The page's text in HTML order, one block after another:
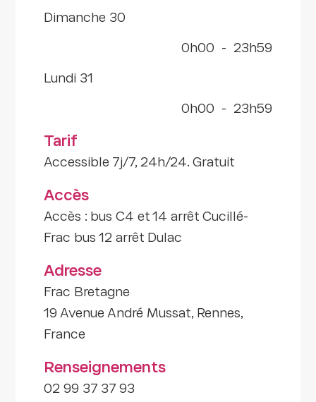
dimanche 30
0h00 - 23h59
lundi 31
0h00 - 23h59
Tarif
Accessible 7j/7, 24h/24. Gratuit
Accès
Accès : bus C4 et 14 arrêt Cucillé-
Frac bus 12 arrêt Dulac
Adresse
Frac Bretagne
19 Avenue André Mussat, Rennes,
France
Renseignements
02 99 37 37 93